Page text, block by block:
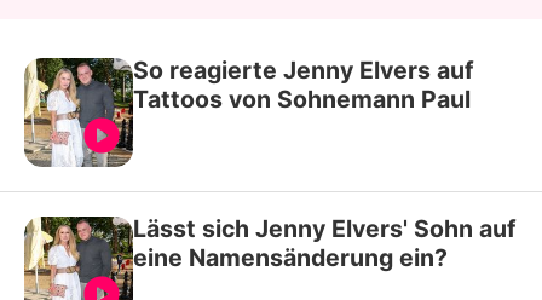
So reagierte Jenny Elvers auf
Tattoos von Sohnemann Paul
Lässt sich Jenny Elvers' Sohn auf
eine Namensänderung ein?